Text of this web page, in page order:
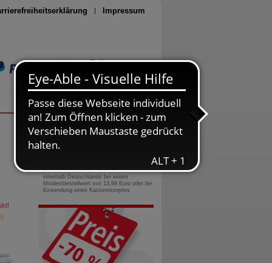
Impressum
Seite drucken
0800-10 11 422
gebührenfreie Rufnummer
innerhalb Deutschlands bei einem
Mindestbestellwert von 13,99 Euro oder bei
Einsendung eines Kassenrezeptes